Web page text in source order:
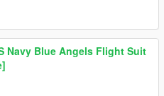
Navy Blue Angels Flight Suit